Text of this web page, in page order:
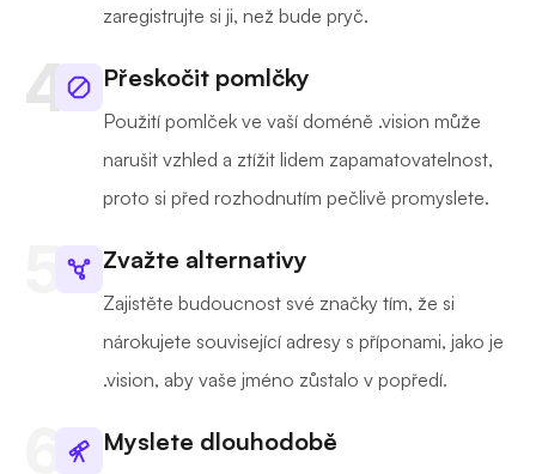
zaregistrujte si ji, než bude pryč.
Přeskočit pomlčky
Použití pomlček ve vaší doméně .vision může
narušit vzhled a ztížit lidem zapamatovatelnost,
proto si před rozhodnutím pečlivě promyslete.
Zvažte alternativy
Zajistěte budoucnost své značky tím, že si
nárokujete související adresy s příponami, jako je
.vision, aby vaše jméno zůstalo v popředí.
Myslete dlouhodobě